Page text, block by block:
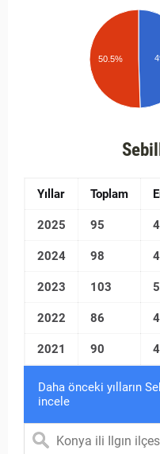
50.5%
Yıllar Toplam
2025 95
2024 98
2023 103
2022 86
2021 90
Daha önceki yılların
incele